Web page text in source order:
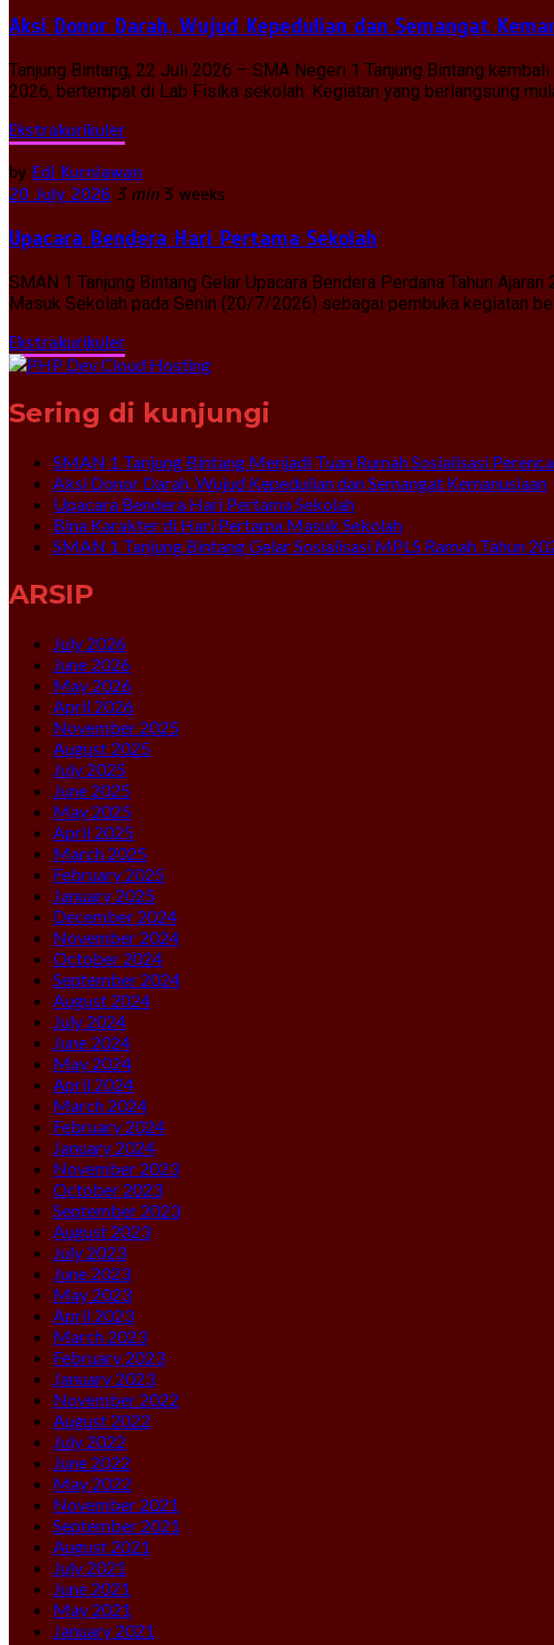
Aksi Donor Darah, Wujud Kepedulian dan Semangat
Tanjung Bintang, 22 Juli 2026 – SMA Negeri 1 Tanjung Bintang
2026, bertempat di Lab Fisika sekolah. Kegiatan yang berlangsung
Ekstrakurikuler
by Edi Kurniawan
20 July 2026 3 min 3 weeks
Upacara Bendera Hari Pertama Sekolah
SMAN 1 Tanjung Bintang Gelar Upacara Bendera Perdana Tahun
Masuk Sekolah pada Senin (20/7/2026) sebagai pembuka kegiatan
Ekstrakurikuler
Sering di kunjungi
SMAN 1 Tanjung Bintang Menjadi Tuan Rumah Sosialisasi
Aksi Donor Darah, Wujud Kepedulian dan Semangat Kemanusiaan
Upacara Bendera Hari Pertama Sekolah
Bina Karakter di Hari Pertama Masuk Sekolah
SMAN 1 Tanjung Bintang Gelar Sosialisasi MPLS Ramah Tahun
ARSIP
July 2026
June 2026
May 2026
April 2026
November 2025
August 2025
July 2025
June 2025
May 2025
April 2025
March 2025
February 2025
January 2025
December 2024
November 2024
October 2024
September 2024
August 2024
July 2024
June 2024
May 2024
April 2024
March 2024
February 2024
January 2024
November 2023
October 2023
September 2023
August 2023
July 2023
June 2023
May 2023
April 2023
March 2023
February 2023
January 2023
November 2022
August 2022
July 2022
June 2022
May 2022
November 2021
September 2021
August 2021
July 2021
June 2021
May 2021
January 2021